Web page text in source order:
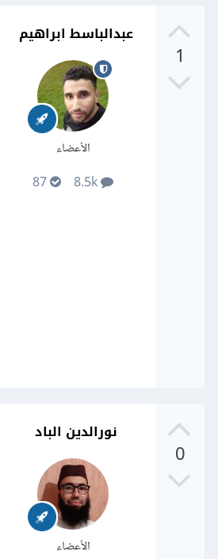
1
عبدالباسط ابراهيم
الأعضاء
0
نورالدين الباد
الأعضاء